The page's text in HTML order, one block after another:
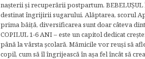
naşterii şi recuperării postpartum. BEBELUŞUL
destinat îngrijirii sugarului. Alăptarea, scorul
prima băiţă, diversificarea sunt doar câteva
COPILUL 1-6 ANI – este un capitol dedicat
până la vârsta şcolară. Mămicile vor reuşi să
copil, cum să îl îngrijească în aşa fel încât să